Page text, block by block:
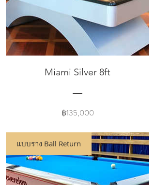
Miami Silver 8ft
฿135,000Price
แบบราง Ball Return